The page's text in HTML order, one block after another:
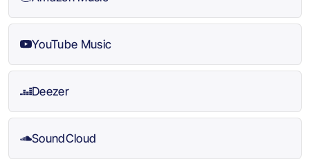
YouTube Music
Deezer
SoundCloud